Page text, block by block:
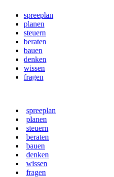
spreeplan
planen
steuern
beraten
bauen
denken
wissen
fragen
spreeplan
planen
steuern
beraten
bauen
denken
wissen
fragen